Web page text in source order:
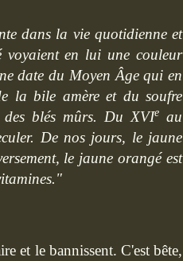
dans la vie quotidienne et
voyaient en lui une couleur
date du Moyen Âge qui en
la bile amère et du soufre
blés mûrs. Du XVIe au
De nos jours, le jaune
le jaune orangé est
et le bannissent. C'est bête,